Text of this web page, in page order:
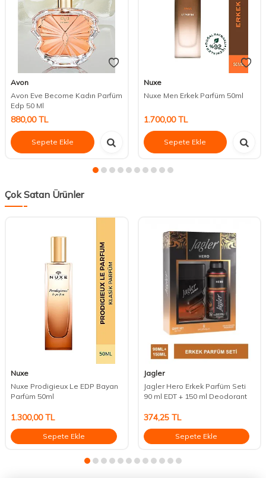
Avon
Avon Eve Become Kadın Parfüm
Edp 50 Ml
880,00TL
Sepete Ekle
Nuxe
Nuxe Men Erkek Parfüm 50ml
1.700,00TL
Sepete Ekle
Çok Satan Ürünler
Nuxe
Nuxe Prodigieux Le EDP Bayan
Parfüm 50ml
1.300,00TL
Sepete Ekle
Jagler
Jagler Hero Erkek Parfüm Seti
90 ml EDT + 150 ml Deodorant
374,25TL
Sepete Ekle